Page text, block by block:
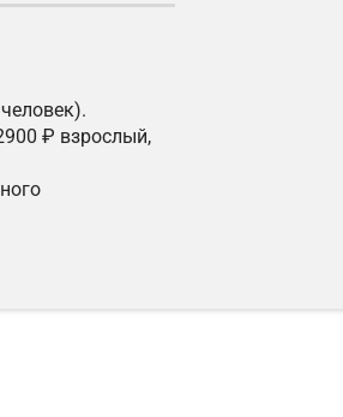
₽ взрослый,